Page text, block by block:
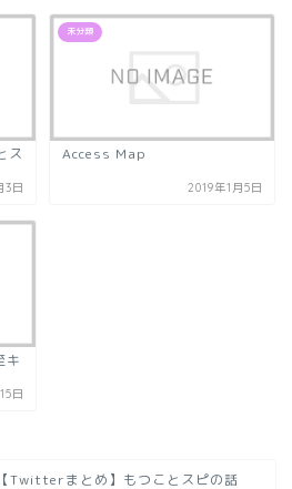
ス
3日
未分類
Access Map
2019年1月5日
キ
日
【Twitterまとめ】もつことスピの話